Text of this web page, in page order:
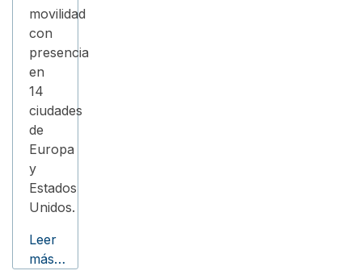
movilidad
con
presencia
en
14
ciudades
de
Europa
y
Estados
Unidos.
Leer
más…